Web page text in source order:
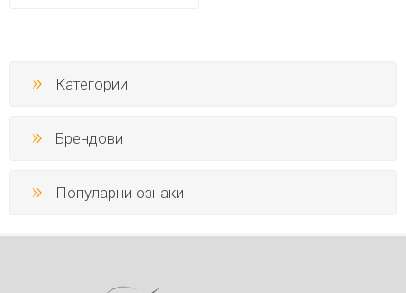
Категории
Брендови
Популарни ознаки